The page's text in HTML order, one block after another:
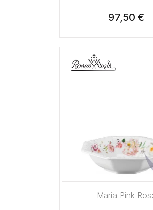
97,50 €
Maria Pink